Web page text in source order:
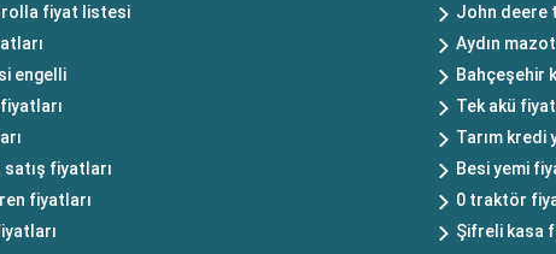
fiyat listesi
John deere
Aydın
engelli
Bahçeşehir
Tek akü
Tarım kredi
satış fiyatları
Besi yemi
fiyatları
0 traktör
Şifreli kasa